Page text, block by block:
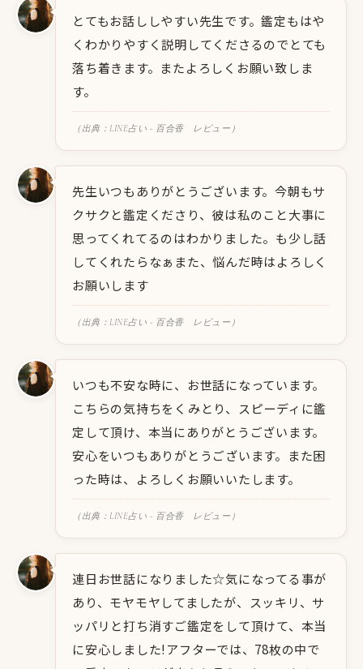
とてもお話ししやすい先生です。鑑定もはや
くわかりやすく説明してくださるのでとても
落ち着きます。またよろしくお願い致しま
す。
（出典：LINE占い - 百合香 レビュー）
先生いつもありがとうございます。今朝もサ
クサクと鑑定くださり、彼は私のこと大事に
思ってくれてるのはわかりました。も少し話
してくれたらなぁまた、悩んだ時はよろしく
お願いします
（出典：LINE占い - 百合香 レビュー）
いつも不安な時に、お世話になっています。
こちらの気持ちをくみとり、スピーディに鑑
定して頂け、本当にありがとうございます。
安心をいつもありがとうございます。また困
った時は、よろしくお願いいたします。
（出典：LINE占い - 百合香 レビュー）
連日お世話になりました☆気になってる事が
あり、モヤモヤしてましたが、スッキリ、サ
ッパリと打ち消すご鑑定をして頂けて、本当
に安心しました!アフターでは、78枚の中で